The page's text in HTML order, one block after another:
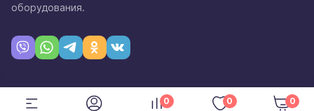
оборудования.
0 0 0